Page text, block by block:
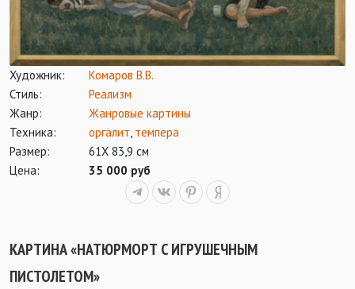
Художник:
Комаров В.В.
Стиль:
Реализм
Жанр:
Жанровые картины
Техника:
оргалит, темпера
Размер:
61Х 83,9 см
Цена:
35 000 руб
КАРТИНА «НАТЮРМОРТ С ИГРУШЕЧНЫМ
ПИСТОЛЕТОМ»